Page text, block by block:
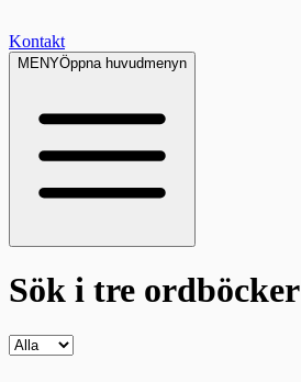
Kontakt
MENYÖppna huvudmenyn
Sök i tre ordböcker